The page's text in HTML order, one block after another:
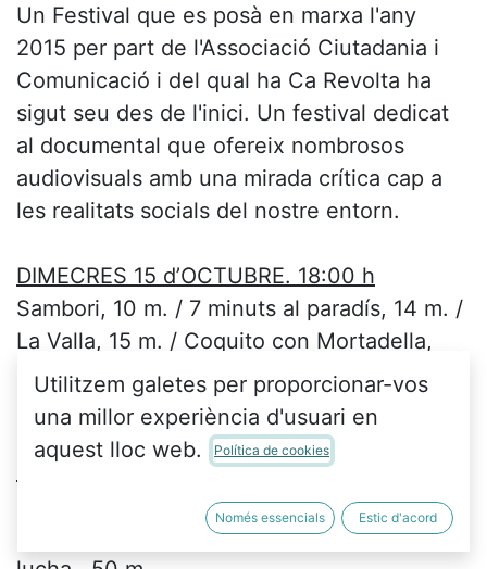
Un Festival que es posà en marxa l'any
2015 per part de l'Associació Ciutadania i
Comunicació i del qual ha Ca Revolta ha
sigut seu des de l'inici. Un festival dedicat
al documental que ofereix nombrosos
audiovisuals amb una mirada crítica cap a
les realitats socials del nostre entorn.
DIMECRES 15 d’OCTUBRE. 18:00 h
Sambori, 10 m. / 7 minuts al paradís, 14 m. /
La Valla, 15 m. / Coquito con Mortadella,
41m. / Sexo, Drogas y No Hubo Rock&Roll,
31,30 m.
DIJOUS 16 d’OCTUBRE. 18:00 h
Hugo, 38 m. / Buscant el meu propi nom,
39 m. / Tejiendo rebeldías, mujeres en
Utilitzem galetes per proporcionar-vos
una millor experiència d'usuari en
aquest lloc web.
Política de cookies
Només essencials Estic d'acord